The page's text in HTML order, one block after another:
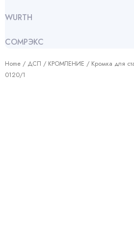
WURTH
СОМРЭКС
Home / ДСП / КРОМЛЕНИЕ / Кромка для
0120/1